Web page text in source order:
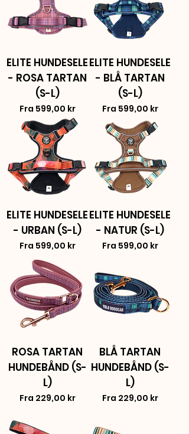
ELITE HUNDESELE
- ROSA TARTAN
(S-L)
Fra 599,00 kr
Salgspris
ELITE HUNDESELE
- BLÅ TARTAN
(S-L)
Fra 599,00 kr
Salgspris
ELITE HUNDESELE
- URBAN (S-L)
Fra 599,00 kr
Salgspris
ELITE HUNDESELE
- NATUR (S-L)
Fra 599,00 kr
Salgspris
ROSA TARTAN
HUNDEBÅND (S-
L)
Fra 229,00 kr
Salgspris
BLÅ TARTAN
HUNDEBÅND (S-
L)
Fra 229,00 kr
Salgspris